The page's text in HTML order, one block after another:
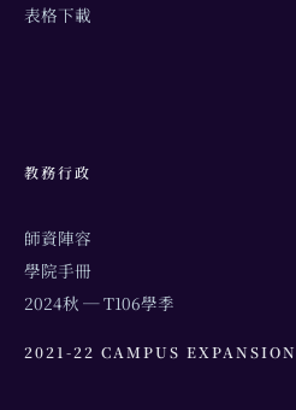
表格下載
教務行政
師資陣容
學院手冊
2024秋 ─ T106學季
2021-22 CAMPUS EXPANSION